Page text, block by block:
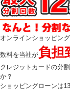
オンラインショッピン
数料を当社が負担
クレジットカードの分
か？
ショッピングローンは